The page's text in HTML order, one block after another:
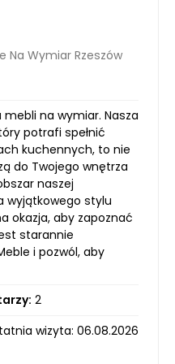
Na Wymiar Rzeszów
na wymiar. Nasza
potrafi spełnić
kuchennych, to nie
do Twojego wnętrza
naszej
wyjątkowego stylu
okazja, aby zapoznać
starannie
i pozwól, aby
2
wizyta: 06.08.2026